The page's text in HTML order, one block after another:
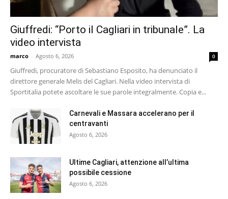
Giuffredi: “Porto il Cagliari in tribunale”. La
video intervista
marco - Agosto 6, 2026 0
Giuffredi, procuratore di Sebastiano Esposito, ha denunciato il
direttore generale Melis del Cagliari. Nella video intervista di
Sportitalia potete ascoltare le sue parole integralmente. Copia e...
Carnevali e Massara accelerano per il
centravanti
Agosto 6, 2026
Ultime Cagliari, attenzione all’ultima
possibile cessione
Agosto 6, 2026